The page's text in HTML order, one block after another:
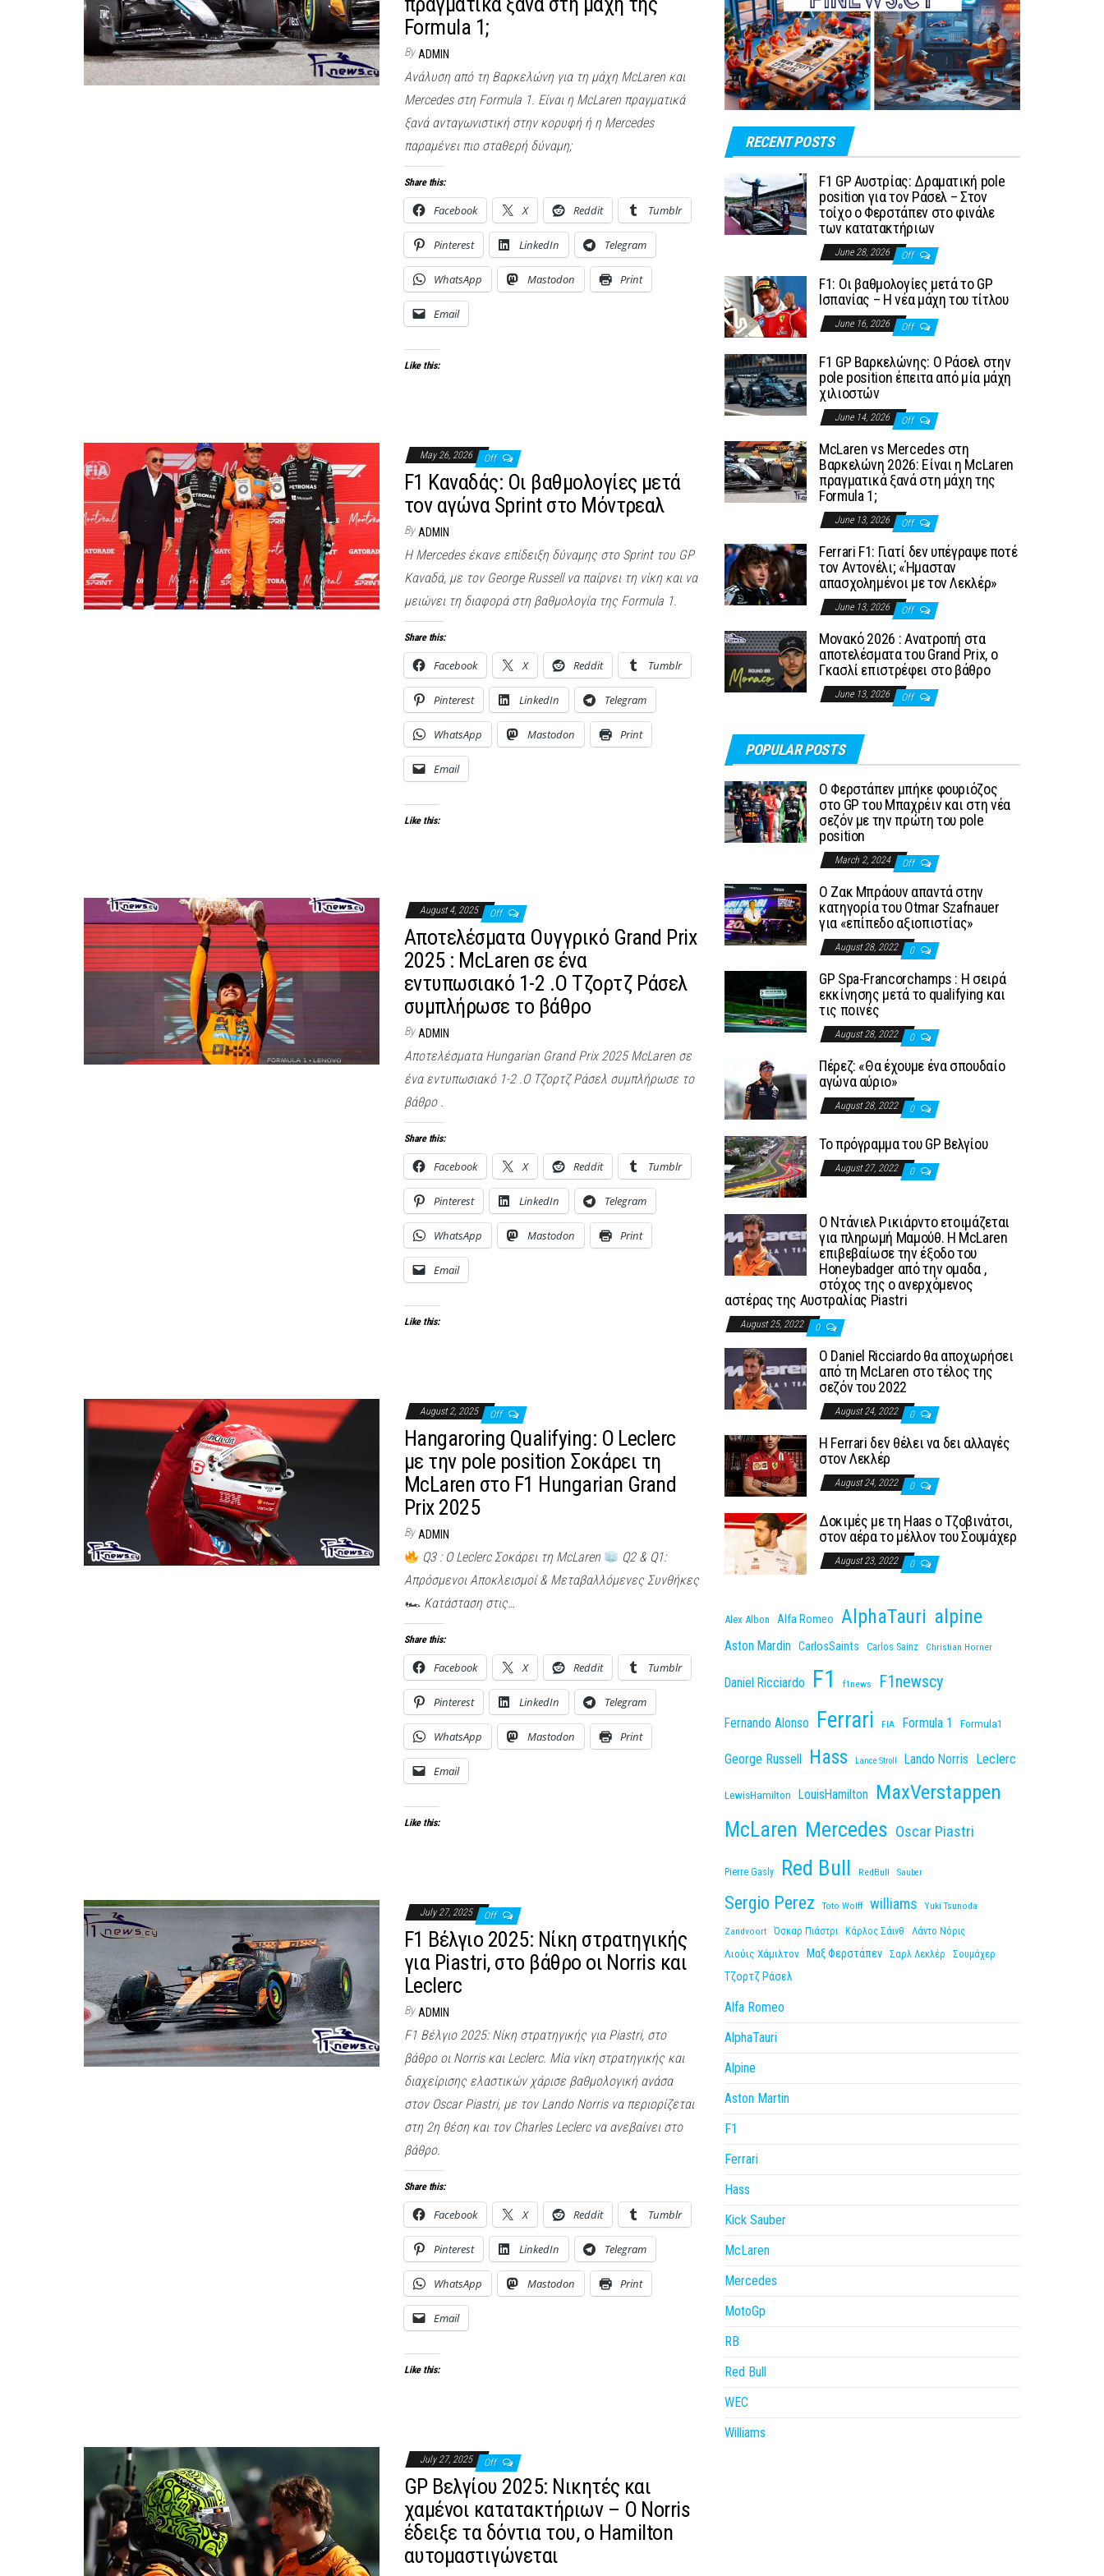
Formula 1;
By ADMIN
Ανάλυση από τη Βαρκελώνη για τη μάχη McLaren και
Mercedes στη Formula 1. Είναι η McLaren πραγματικά
ξανά ανταγωνιστική στην κορυφή ή η Mercedes
παραμένει πιο σταθερή δύναμη;
Share this:
Facebook X Reddit Tumblr
Pinterest LinkedIn Telegram
WhatsApp Mastodon Print
Email
Like this:
May 26, 2026 Off
F1 Καναδάς: Οι βαθμολογίες μετά
τον αγώνα Sprint στο Μόντρεαλ
By ADMIN
Η Mercedes έκανε επίδειξη δύναμης στο Sprint του GP
Καναδά, με τον George Russell να παίρνει τη νίκη και να
μειώνει τη διαφορά στη βαθμολογία της Formula 1.
Share this:
Facebook X Reddit Tumblr
Pinterest LinkedIn Telegram
WhatsApp Mastodon Print
Email
Like this:
August 4, 2025 Off
Αποτελέσματα Ουγγρικό Grand Prix
2025 : McLaren σε ένα
εντυπωσιακό 1-2 .Ο Τζορτζ Ράσελ
συμπλήρωσε το βάθρο
By ADMIN
Αποτελέσματα Hungarian Grand Prix 2025 McLaren σε
ένα εντυπωσιακό 1-2 .Ο Τζορτζ Ράσελ συμπλήρωσε το
βάθρο .
Share this:
Facebook X Reddit Tumblr
Pinterest LinkedIn Telegram
WhatsApp Mastodon Print
Email
Like this:
August 2, 2025 Off
Hangaroring Qualifying: Ο Leclerc
με την pole position Σοκάρει τη
McLaren στο F1 Hungarian Grand
Prix 2025
By ADMIN
Q3 : Ο Leclerc Σοκάρει τη McLaren
Q2 & Q1:
Απρόσμενοι Αποκλεισμοί & Μεταβαλλόμενες Συνθήκες
🏎 Κατάσταση στις…
Share this:
Facebook X Reddit Tumblr
Pinterest LinkedIn Telegram
WhatsApp Mastodon Print
Email
Like this:
July 27, 2025 Off
F1 Βέλγιο 2025: Νίκη στρατηγικής
για Piastri, στο βάθρο οι Norris και
Leclerc
By ADMIN
F1 Βέλγιο 2025: Νίκη στρατηγικής για Piastri, στο
βάθρο οι Norris και Leclerc. Μία νίκη στρατηγικής και
διαχείρισης ελαστικών χάρισε βαθμολογική ανάσα
στον Oscar Piastri, με τον Lando Norris να περιορίζεται
στη 2η θέση και τον Charles Leclerc να ανεβαίνει στο
βάθρο.
Share this:
Facebook X Reddit Tumblr
Pinterest LinkedIn Telegram
WhatsApp Mastodon Print
Email
Like this:
July 27, 2025 Off
GP Βελγίου 2025: Νικητές και
χαμένοι κατατακτήριων – Ο Norris
έδειξε τα δόντια του, ο Hamilton
αυτομαστιγώνεται
RECENT POSTS
F1 GP Αυστρίας: Δραματική pole
position για τον Ράσελ – Στον
τοίχο ο Φερστάπεν στο φινάλε
των κατατακτήριων
June 28, 2026 Off
F1: Οι βαθμολογίες μετά το GP
Ισπανίας – Η νέα μάχη του τίτλου
June 16, 2026 Off
F1 GP Βαρκελώνης: Ο Ράσελ στην
pole position έπειτα από μία μάχη
χιλιοστών
June 14, 2026 Off
McLaren vs Mercedes στη
Βαρκελώνη 2026: Είναι η McLaren
πραγματικά ξανά στη μάχη της
Formula 1;
June 13, 2026 Off
Ferrari F1: Γιατί δεν υπέγραψε ποτέ
τον Αντονέλι; «Ήμασταν
απασχολημένοι με τον Λεκλέρ»
June 13, 2026 Off
Μονακό 2026 : Ανατροπή στα
αποτελέσματα του Grand Prix, ο
Γκασλί επιστρέφει στο βάθρο
June 13, 2026 Off
POPULAR POSTS
Ο Φερστάπεν μπήκε φουριόζος
στο GP του Μπαχρέιν και στη νέα
σεζόν με την πρώτη του pole
position
March 2, 2024 Off
Ο Ζακ Μπράουν απαντά στην
κατηγορία του Otmar Szafnauer
για «επίπεδο αξιοπιστίας»
August 28, 2022 0
GP Spa-Francorchamps : Η σειρά
εκκίνησης μετά το qualifying και
τις ποινές
August 28, 2022 0
Πέρεζ: «Θα έχουμε ένα σπουδαίο
αγώνα αύριο»
August 28, 2022 0
To πρόγραμμα του GP Βελγίου
August 27, 2022 0
Ο Ντάνιελ Ρικιάρντο ετοιμάζεται
για πληρωμή Μαμούθ. Η McLaren
επιβεβαίωσε την έξοδο του
Honeybadger από την ομαδα ,
στόχος της ο ανερχόμενος
αστέρας της Αυστραλίας Piastri
August 25, 2022 0
Ο Daniel Ricciardo θα αποχωρήσει
από τη McLaren στο τέλος της
σεζόν του 2022
August 24, 2022 0
H Ferrari δεν θέλει να δει αλλαγές
στον Λεκλέρ
August 24, 2022 0
Δοκιμές με τη Haas o Τζοβινάτσι,
στον αέρα το μέλλον του Σουμάχερ
August 23, 2022 0
Alex Albon Alfa Romeo AlphaTauri alpine
Aston Mardin CarlosSaints Carlos Sainz Christian Horner
Daniel Ricciardo F1 f1news F1newscy
Fernando Alonso Ferrari FIA Formula 1 Formula1
George Russell Hass Lance Stroll Lando Norris Leclerc
LewisHamilton LouisHamilton MaxVerstappen
McLaren Mercedes Oscar Piastri
Pierre Gasly Red Bull RedBull Sauber
Sergio Perez Toto Wolff williams Yuki Tsunoda
Zandvoort Όσκαρ Πιάστρι Κάρλος Σάινθ Λάντο Νόρις
Λιούις Χάμιλτον Μαξ Φερστάπεν Σαρλ Λεκλέρ Σουμάχερ
Τζορτζ Ράσελ
Alfa Romeo
AlphaTauri
Alpine
Aston Martin
F1
Ferrari
Hass
Kick Sauber
McLaren
Mercedes
MotoGp
RB
Red Bull
WEC
Williams